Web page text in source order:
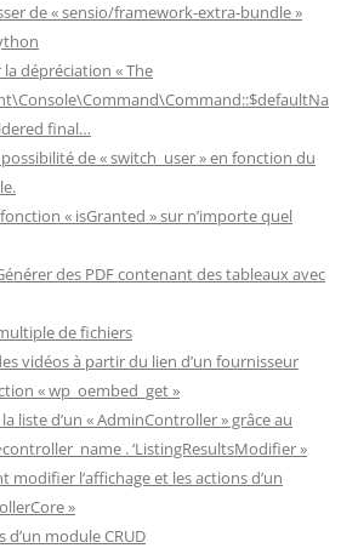
de « sensio/framework-extra-bundle »
dépréciation « The
final…
de « switch_user » en fonction du
« isGranted » sur n’importe quel
des PDF contenant des tableaux avec
de fichiers
vidéos à partir du lien d’un fournisseur
« wp_oembed_get »
liste d’un « AdminController » grâce au
. ‘ListingResultsModifier »
modifier l’affichage et les actions d’un
»
d’un module CRUD